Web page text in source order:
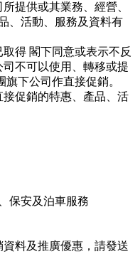
提供或其業務、經營、
、活動、服務及資料有
得 閣下同意或表示不反
不可以使用、轉移或提
下公司作直接促銷。
促銷的特惠、產品、活
保安及泊車服務
料及推廣優惠，請發送